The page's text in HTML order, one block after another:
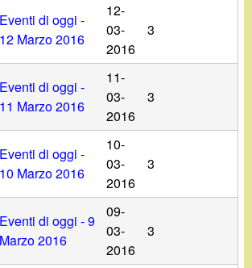
Eventi di oggi -
12 Marzo 2016
12-
03-
2016
3
Eventi di oggi -
11 Marzo 2016
11-
03-
2016
3
Eventi di oggi -
10 Marzo 2016
10-
03-
2016
3
Eventi di oggi - 9
Marzo 2016
09-
03-
2016
3